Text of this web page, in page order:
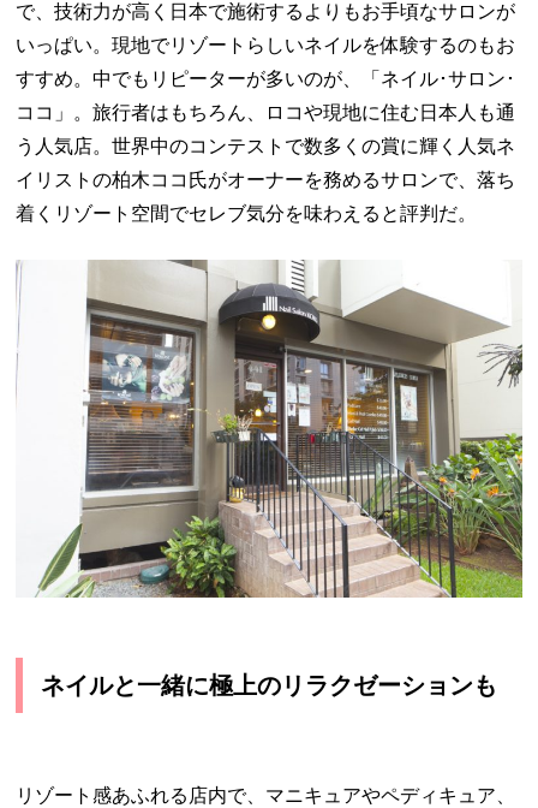
で、技術力が高く日本で施術するよりもお手頃なサロンが
いっぱい。現地でリゾートらしいネイルを体験するのもお
すすめ。中でもリピーターが多いのが、「ネイル･サロン･
ココ」。旅行者はもちろん、ロコや現地に住む日本人も通
う人気店。世界中のコンテストで数多くの賞に輝く人気ネ
イリストの柏木ココ氏がオーナーを務めるサロンで、落ち
着くリゾート空間でセレブ気分を味わえると評判だ。
ネイルと一緒に極上のリラクゼーションも
リゾート感あふれる店内で、マニキュアやペディキュア、